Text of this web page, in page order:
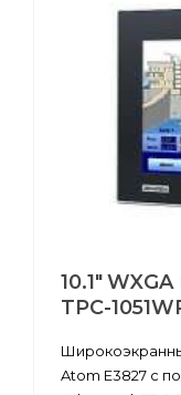
10.1"
TPC-
Atom E3827 с